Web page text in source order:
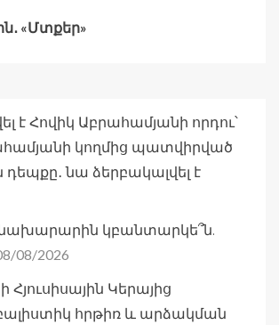
«Մտքեր»
է Հովիկ Աբրահամյանի որդու՝
կողմից պատվիրված
նա ձերբակալվել է
կբանտարկե՞ն.
08/2026
Կերայից
հրթիռ և արձակման